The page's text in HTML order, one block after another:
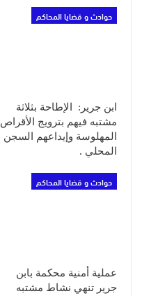
حوادث و قضايا المحاكم
ابن جرير: الإطاحة بثلاثة
مشتبه فيهم بترويج الأقراص
المهلوسة وإيداعهم السجن
المحلي .
حوادث و قضايا المحاكم
عملية أمنية محكمة بابن
جرير تنهي نشاط مشتبه